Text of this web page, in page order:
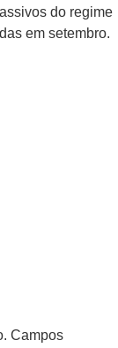
do regime
em setembro.
Campos